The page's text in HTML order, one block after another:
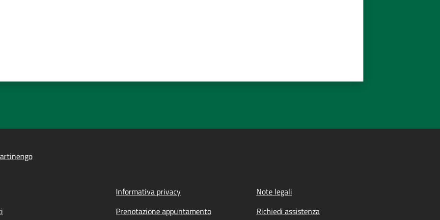
Informativa privacy
Note legali
Prenotazione appuntamento Richiedi assistenza